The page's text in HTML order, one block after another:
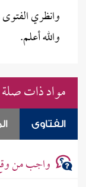
وانظري
والله أعلم.
مواد ذات صلة
الفتاوى
واجب من